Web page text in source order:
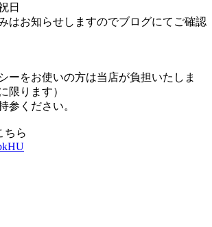
日
はお知らせしますのでブログにてご確認
ーをお使いの方は当店が負担いたしま
限ります）
参ください。
ちら